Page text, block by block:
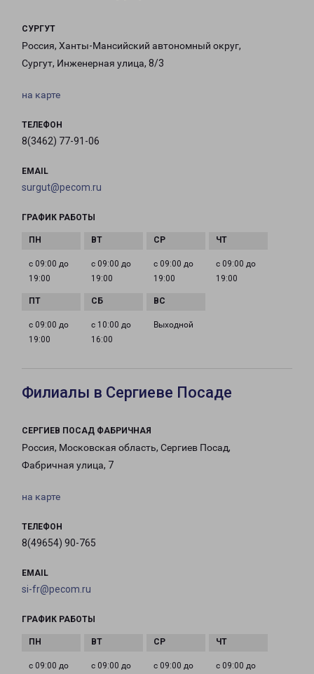
СУРГУТ
Россия, Ханты-Мансийский автономный округ,
Сургут, Инженерная улица, 8/3
на карте
ТЕЛЕФОН
8(3462) 77-91-06
EMAIL
surgut@pecom.ru
ГРАФИК РАБОТЫ
с 09:00 до
19:00
с 09:00 до
19:00
с 09:00 до
19:00
с 09:00 до
19:00
с 09:00 до
19:00
с 10:00 до
16:00
Выходной
Филиалы в Сергиеве Посаде
СЕРГИЕВ ПОСАД ФАБРИЧНАЯ
Россия, Московская область, Сергиев Посад,
Фабричная улица, 7
на карте
ТЕЛЕФОН
8(49654) 90-765
EMAIL
si-fr@pecom.ru
ГРАФИК РАБОТЫ
с 09:00 до с 09:00 до с 09:00 до с 09:00 до